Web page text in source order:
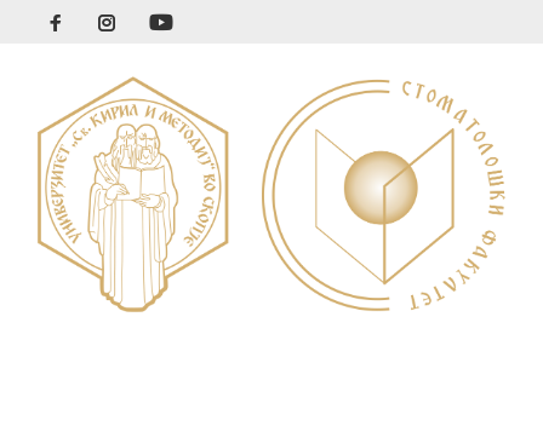
FacebookInstagram